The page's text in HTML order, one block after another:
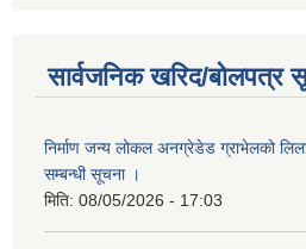
सार्वजनिक खरिद/बोलपत्र
निर्माण जन्य लोकल अनग्रेडेड ग्राभेलको
सम्बन्धी सूचना ।
मिति: 08/05/2026 - 17:03